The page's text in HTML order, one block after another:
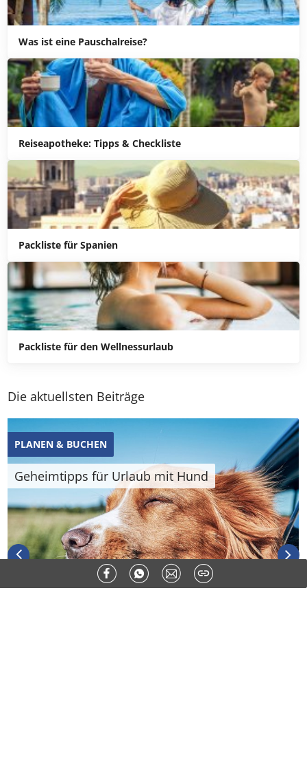
Was ist eine Pauschalreise?
Reiseapotheke: Tipps & Checkliste
Packliste für Spanien
Packliste für den Wellnessurlaub
Die aktuellsten Beiträge
PLANEN & BUCHEN
Geheimtipps für Urlaub mit Hund